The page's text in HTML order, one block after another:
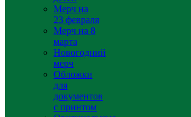
Мерч на
23 февраля
Мерч на 8
марта
Новогодний
мерч
Обложки
для
документов
с принтом